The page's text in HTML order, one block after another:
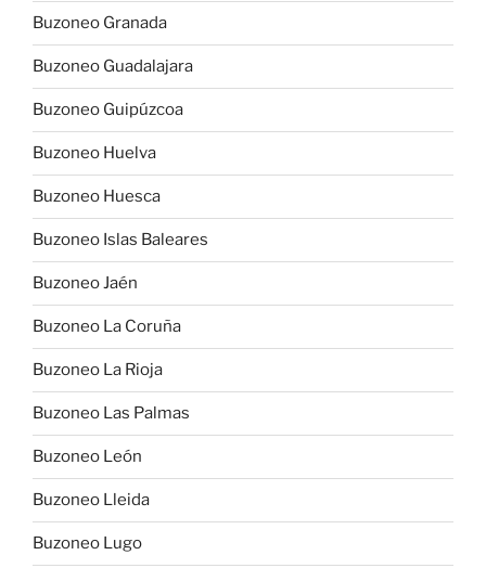
Buzoneo Granada
Buzoneo Guadalajara
Buzoneo Guipúzcoa
Buzoneo Huelva
Buzoneo Huesca
Buzoneo Islas Baleares
Buzoneo Jaén
Buzoneo La Coruña
Buzoneo La Rioja
Buzoneo Las Palmas
Buzoneo León
Buzoneo Lleida
Buzoneo Lugo